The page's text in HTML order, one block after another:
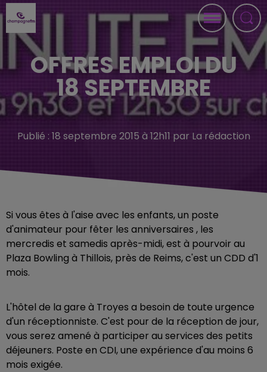
OFFRES EMPLOI DU
18 SEPTEMBRE
Publié : 18 septembre 2015 à 12h11 par La rédaction
Si vous êtes à l'aise avec les enfants, un poste
d'animateur pour fêter les anniversaires , les
mercredis et samedis après-midi, est à pourvoir au
Plaza Bowling à Thillois, près de Reims, c'est un CDD d'1
mois.
L'hôtel de la gare à Troyes a besoin de toute urgence
d'un réceptionniste. C'est pour de la réception de jour,
vous serez amené à participer au services des petits
déjeuners. Poste en CDI, une expérience d'au moins 6
mois exigée.